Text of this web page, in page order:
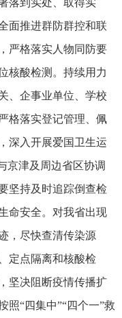
面推进群防群控和联
严格落实人物同防要
核酸检测。持续用力
、企事业单位、学校
格落实登记管理、佩
深入开展爱国卫生运
京津及周边省区协调
坚持及时追踪倒查检
命安全。对我省出现
，尽快查清传染源
定点隔离和核酸检
坚决阻断疫情传播扩
照“四集中”“四个一”救